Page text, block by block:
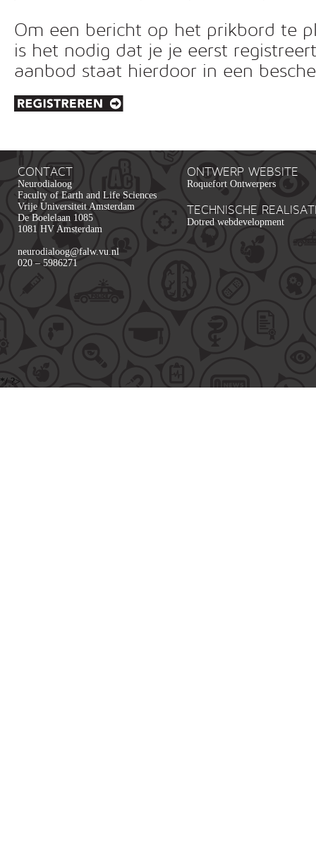
Om een bericht op het prikbord te
is het nodig dat je je eerst
aanbod staat hierdoor in een
CONTACT
Neurodialoog
Faculty of Earth and Life Sciences
Vrije Universiteit Amsterdam
De Boelelaan 1085
1081 HV Amsterdam
neurodialoog@falw.vu.nl
020 – 5986271
ONTWERP WEBSITE
Roquefort Ontwerpers
TECHNISCHE
Dotred webdevelopment
*/ ?>